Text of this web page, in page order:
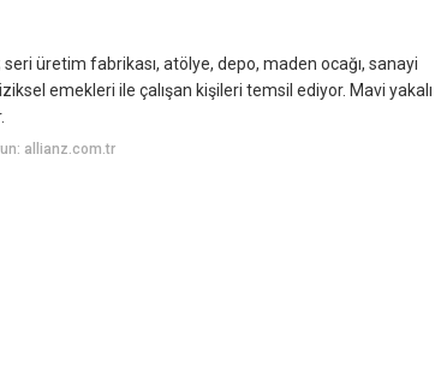
seri üretim fabrikası, atölye, depo, maden ocağı, sanayi
emekleri ile çalışan kişileri temsil ediyor. Mavi yakalı
allianz.com.tr